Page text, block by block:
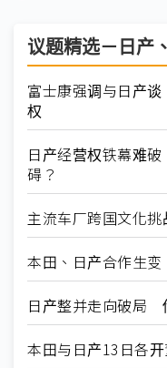
议题精选－日产
富士康强调与日产
权
日产经营权铁幕难
碍？
主流车厂跨国文化
本田、日产合作生
日产整并走向破局
本田与日产13日各